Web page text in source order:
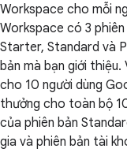
Workspace cho mỗi
Workspace có 3
Starter, Standard và
bản mà bạn giới thiệu.
cho 10 người dùng
thưởng cho toàn bộ
của phiên bản
gia và phiên bản tài